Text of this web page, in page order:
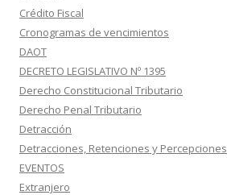
Crédito Fiscal
Cronogramas de vencimientos
DAOT
DECRETO LEGISLATIVO Nº 1395
Derecho Constitucional Tributario
Derecho Penal Tributario
Detracción
Detracciones, Retenciones y Percepciones
EVENTOS
Extranjero